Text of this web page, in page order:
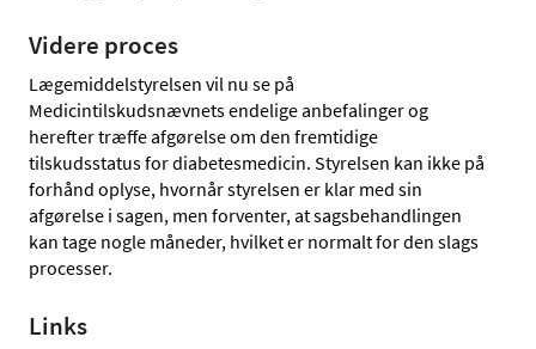
Videre proces
Lægemiddelstyrelsen vil nu se på
Medicintilskudsnævnets endelige anbefalinger og
herefter træffe afgørelse om den fremtidige
tilskudsstatus for diabetesmedicin. Styrelsen kan ikke på
forhånd oplyse, hvornår styrelsen er klar med sin
afgørelse i sagen, men forventer, at sagsbehandlingen
kan tage nogle måneder, hvilket er normalt for den slags
processer.
Links